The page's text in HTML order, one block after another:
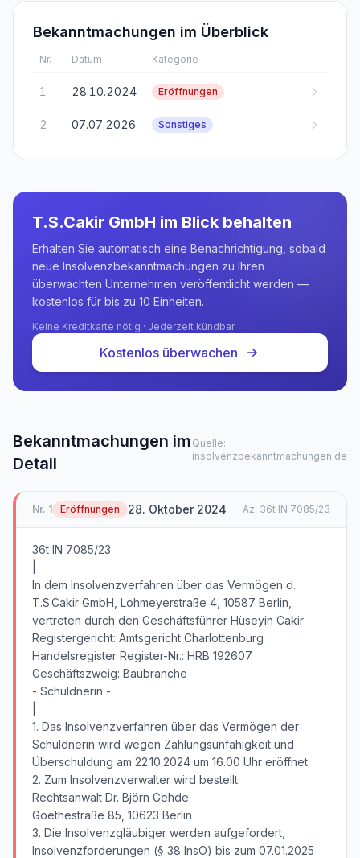
Bekanntmachungen im Überblick
Nr. Datum Kategorie
1 28.10.2024 Eröffnungen
2 07.07.2026 Sonstiges
T.S.Cakir GmbH im Blick behalten
Erhalten Sie automatisch eine Benachrichtigung, sobald
neue Insolvenzbekanntmachungen zu Ihren
überwachten Unternehmen veröffentlicht werden —
kostenlos für bis zu 10 Einheiten.
Keine Kreditkarte nötig · Jederzeit kündbar
Kostenlos überwachen
Bekanntmachungen im
Detail
Quelle:
insolvenzbekanntmachungen.de
Nr. 1 Eröffnungen 28. Oktober 2024 Az. 36t IN 7085/23
36t IN 7085/23
In dem Insolvenzverfahren über das Vermögen d.
T.S.Cakir GmbH, Lohmeyerstraße 4, 10587 Berlin,
vertreten durch den Geschäftsführer Hüseyin Cakir
Registergericht: Amtsgericht Charlottenburg
Handelsregister Register-Nr.: HRB 192607
Geschäftszweig: Baubranche
- Schuldnerin -
1. Das Insolvenzverfahren über das Vermögen der
Schuldnerin wird wegen Zahlungsunfähigkeit und
Überschuldung am 22.10.2024 um 16.00 Uhr eröffnet.
2. Zum Insolvenzverwalter wird bestellt:
Rechtsanwalt Dr. Björn Gehde
Goethestraße 85, 10623 Berlin
3. Die Insolvenzgläubiger werden aufgefordert,
Insolvenzforderungen (§ 38 InsO) bis zum 07.01.2025